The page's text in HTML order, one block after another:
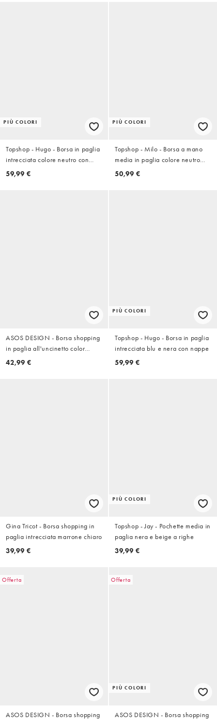
PIÙ COLORI
Topshop - Hugo - Borsa in paglia
intrecciata colore neutro con
nappe
59,99 €
PIÙ COLORI
Topshop - Milo - Borsa a mano
media in paglia colore neutro
con frange
50,99 €
ASOS DESIGN - Borsa shopping
in paglia all'uncinetto color
naturale
42,99 €
PIÙ COLORI
Topshop - Hugo - Borsa in paglia
intrecciata blu e nera con nappe
59,99 €
Gina Tricot - Borsa shopping in
paglia intrecciata marrone chiaro
39,99 €
PIÙ COLORI
Topshop - Jay - Pochette media in
paglia nera e beige a righe
39,99 €
Offerta
ASOS DESIGN - Borsa shopping
Offerta
PIÙ COLORI
ASOS DESIGN - Borsa shopping